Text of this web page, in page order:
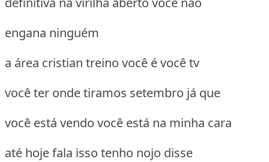
engana ninguém
a área cristian treino você é você tv
você ter onde tiramos setembro já que
você está vendo você está na minha cara
até hoje fala isso tenho nojo disse